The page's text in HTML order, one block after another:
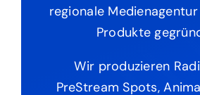
regionale
Produkte
Wir produzieren
PreStream Spots,